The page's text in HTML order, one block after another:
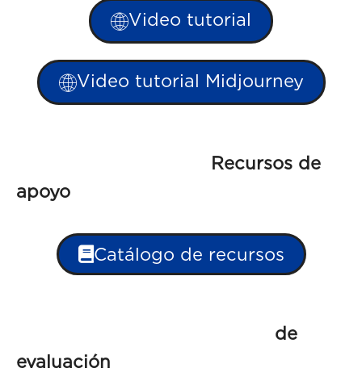
Video tutorial
Video tutorial Midjourney
Recursos de
Catálogo de recursos
de
evaluación